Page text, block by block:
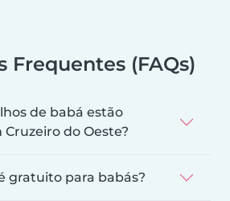
Frequentes (FAQs)
de babá estão
do Oeste?
gratuito para babás?